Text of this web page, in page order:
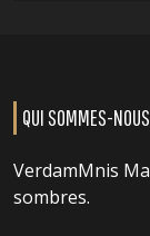
QUI SOMMES-
VerdamMnis
sombres.